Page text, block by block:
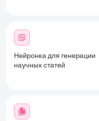
Нейронка для генерации
научных статей